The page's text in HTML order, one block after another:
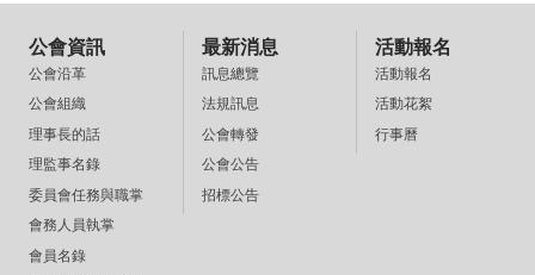
公會資訊
公會沿革
公會組織
理事長的話
理監事名錄
委員會任務與職掌
會務人員執掌
會員名錄
最新消息
訊息總覽
法規訊息
公會轉發
公會公告
招標公告
活動報名
活動報名
活動花絮
行事曆